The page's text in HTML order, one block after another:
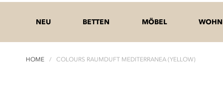
NEU BETTEN MÖBEL
HOME COLOURS RAUMDUFT MEDITERRANEA (YELLOW)